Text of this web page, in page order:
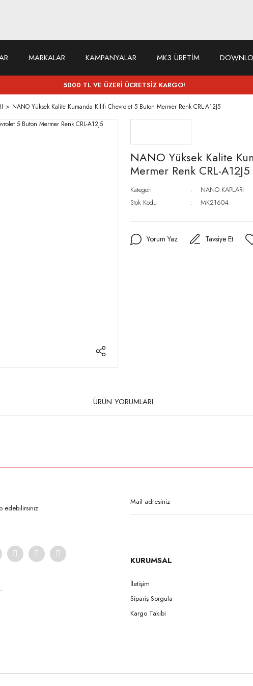
MARKALAR KAMPANYALAR MK3 ÜRETİM
5000 TL VE ÜZERİ ÜCRETSİZ KARGO!
NANO Yüksek Kalite Kumanda Kılıfı Chevrolet 5 Buton Mermer Renk CRL-A12J5
NANO Yüksek Kalite
Mermer Renk CRL-A12J5
Kategori
NANO KAPLARI
Stok Kodu
MK21604
Yorum Yaz Tavsiye Et
ÜRÜN YORUMLARI
edebilirsiniz
KURUMSAL
İletişim
Sipariş Sorgula
Kargo Takibi